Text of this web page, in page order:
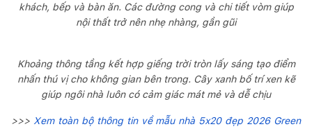
khách, bếp và bàn ăn. Các đường cong và chi tiết vòm giúp
nội thất trở nên nhẹ nhàng, gần gũi
Khoảng thông tầng kết hợp giếng trời tròn lấy sáng tạo điểm
nhấn thú vị cho không gian bên trong. Cây xanh bố trí xen kẽ
giúp ngôi nhà luôn có cảm giác mát mẻ và dễ chịu
>>> Xem toàn bộ thông tin về mẫu nhà 5x20 đẹp 2026 Green